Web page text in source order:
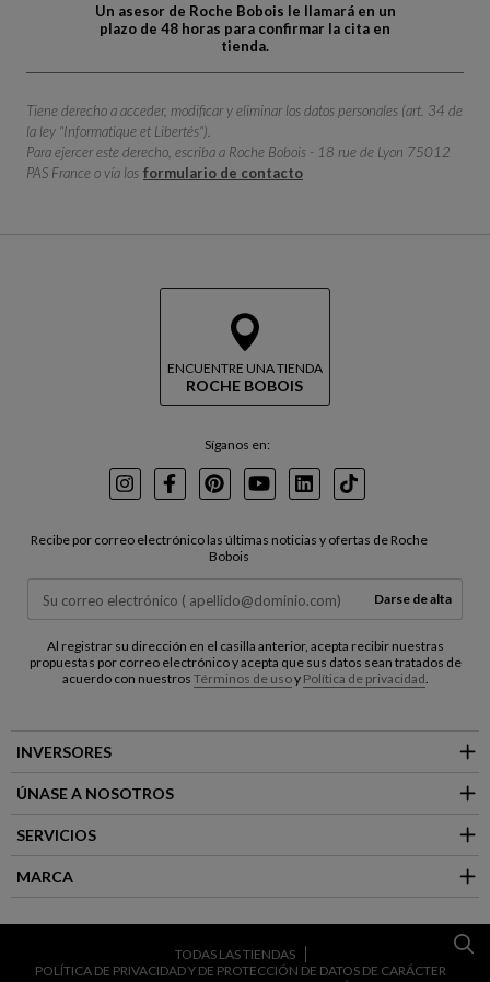
Un asesor de Roche Bobois le llamará en un
plazo de 48 horas para confirmar la cita en
tienda.
Tiene derecho a acceder, modificar y eliminar los datos personales (art. 34 de
la ley "Informatique et Libertés").
Para ejercer este derecho, escriba a Roche Bobois - 18 rue de Lyon 75012
PAS France o vía los formulario de contacto
ENCUENTRE UNA TIENDA
ROCHE BOBOIS
Síganos en:
InstagramFacebookPinterest
YoutubeLinkedInTikTok
Recibe por correo electrónico las últimas noticias y ofertas de Roche
Bobois
Darse de alta
Al registrar su dirección en el casilla anterior, acepta recibir nuestras
propuestas por correo electrónico y acepta que sus datos sean tratados de
acuerdo con nuestros Términos de usoy Política de privacidad
INVERSORES
ÚNASE A NOSOTROS
SERVICIOS
MARCA
TODAS LAS TIENDAS
POLÍTICA DE PRIVACIDAD Y DE PROTECCIÓN DE DATOS DE CARÁCTER